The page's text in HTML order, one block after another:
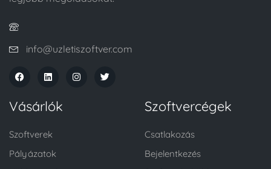
info@uzletiszoftver.com
Vásárlók
Szoftverek
Pályázatok
Szoftvercégek
Csatlakozás
Bejelentkezés